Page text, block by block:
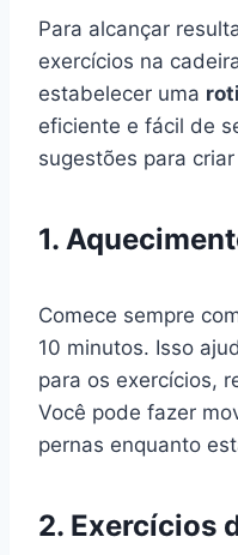
Para alcançar
exercícios na
estabelecer uma
eficiente e fácil de
sugestões para
1.
Comece sempre
10 minutos. Isso
para os exercícios,
Você pode fazer
pernas enquanto
2. Exercícios